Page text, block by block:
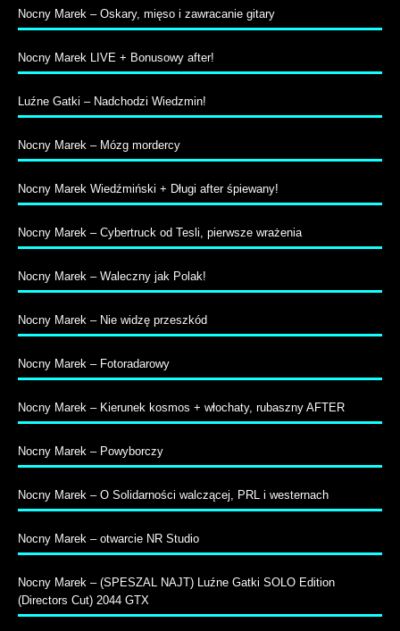
Nocny Marek – Oskary, mięso i zawracanie gitary
Nocny Marek LIVE + Bonusowy after!
Luźne Gatki – Nadchodzi Wiedzmin!
Nocny Marek – Mózg mordercy
Nocny Marek Wiedźmiński + Długi after śpiewany!
Nocny Marek – Cybertruck od Tesli, pierwsze wrażenia
Nocny Marek – Waleczny jak Polak!
Nocny Marek – Nie widzę przeszkód
Nocny Marek – Fotoradarowy
Nocny Marek – Kierunek kosmos + włochaty, rubaszny AFTER
Nocny Marek – Powyborczy
Nocny Marek – O Solidarności walczącej, PRL i westernach
Nocny Marek – otwarcie NR Studio
Nocny Marek – (SPESZAL NAJT) Luźne Gatki SOLO Edition
(Directors Cut) 2044 GTX